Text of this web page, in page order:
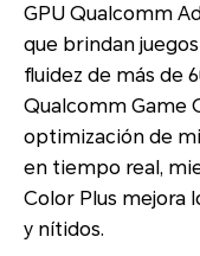
GPU Qualcomm
que brindan
fluidez de más de
Qualcomm Game
optimización de
en tiempo real,
Color Plus mejora
y nítidos.